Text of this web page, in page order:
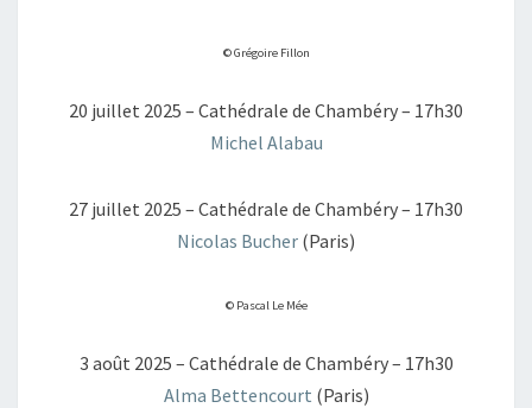
© Grégoire Fillon
20 juillet 2025 – Cathédrale de Chambéry – 17h30
Michel Alabau
27 juillet 2025 – Cathédrale de Chambéry – 17h30
Nicolas Bucher (Paris)
© Pascal Le Mée
3 août 2025 – Cathédrale de Chambéry – 17h30
Alma Bettencourt (Paris)